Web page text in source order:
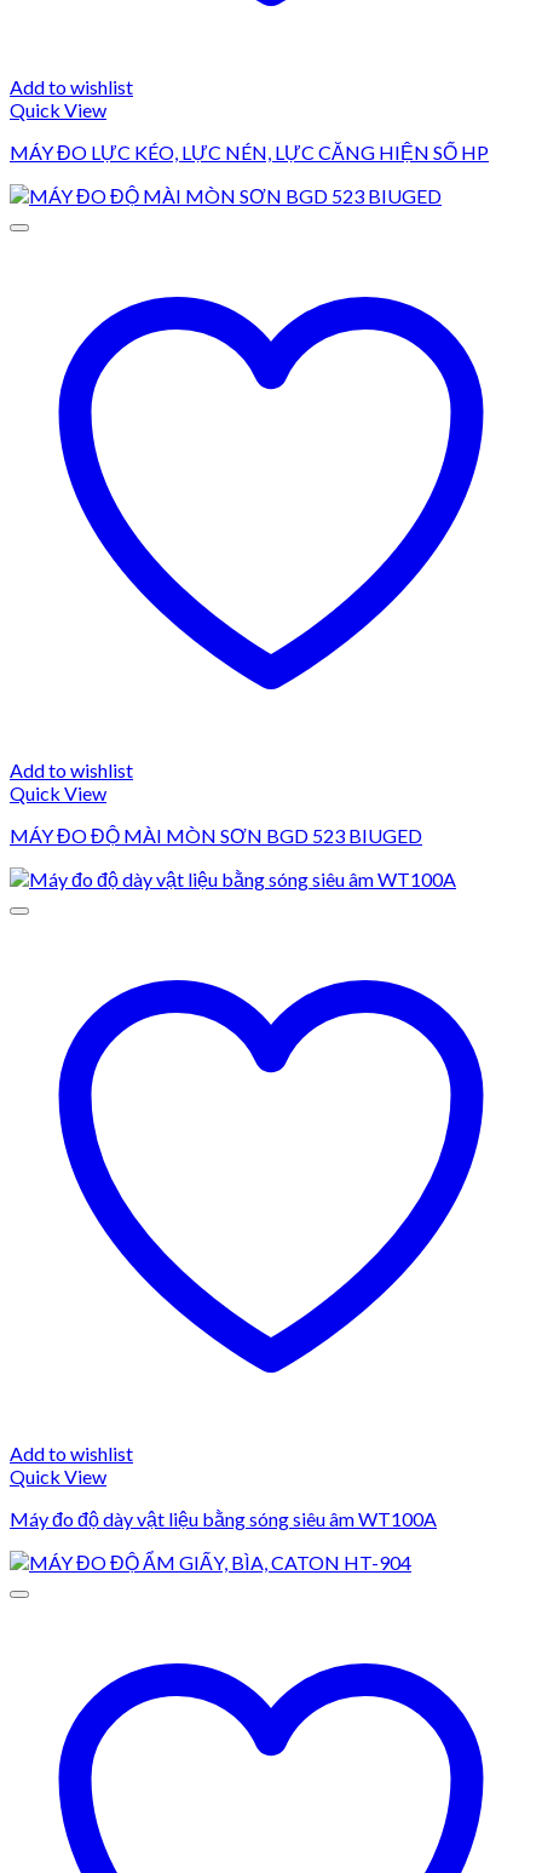
Add to wishlist
Quick View
MÁY ĐO LỰC KÉO, LỰC NÉN, LỰC CĂNG HIỆN SỐ HP
Add to wishlist
Quick View
MÁY ĐO ĐỘ MÀI MÒN SƠN BGD 523 BIUGED
Add to wishlist
Quick View
Máy đo độ dày vật liệu bằng sóng siêu âm WT100A